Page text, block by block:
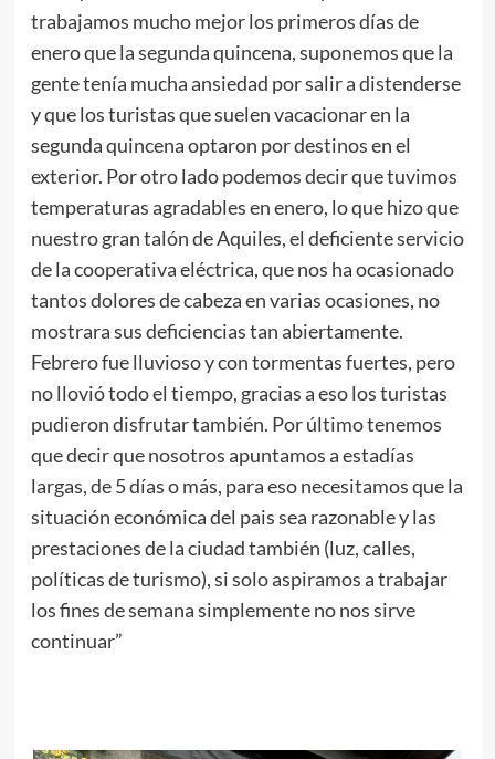
trabajamos mucho mejor los primeros días de
enero que la segunda quincena, suponemos que la
gente tenía mucha ansiedad por salir a distenderse
y que los turistas que suelen vacacionar en la
segunda quincena optaron por destinos en el
exterior. Por otro lado podemos decir que tuvimos
temperaturas agradables en enero, lo que hizo que
nuestro gran talón de Aquiles, el deficiente servicio
de la cooperativa eléctrica, que nos ha ocasionado
tantos dolores de cabeza en varias ocasiones, no
mostrara sus deficiencias tan abiertamente.
Febrero fue lluvioso y con tormentas fuertes, pero
no llovió todo el tiempo, gracias a eso los turistas
pudieron disfrutar también. Por último tenemos
que decir que nosotros apuntamos a estadías
largas, de 5 días o más, para eso necesitamos que la
situación económica del pais sea razonable y las
prestaciones de la ciudad también (luz, calles,
políticas de turismo), si solo aspiramos a trabajar
los fines de semana simplemente no nos sirve
continuar”